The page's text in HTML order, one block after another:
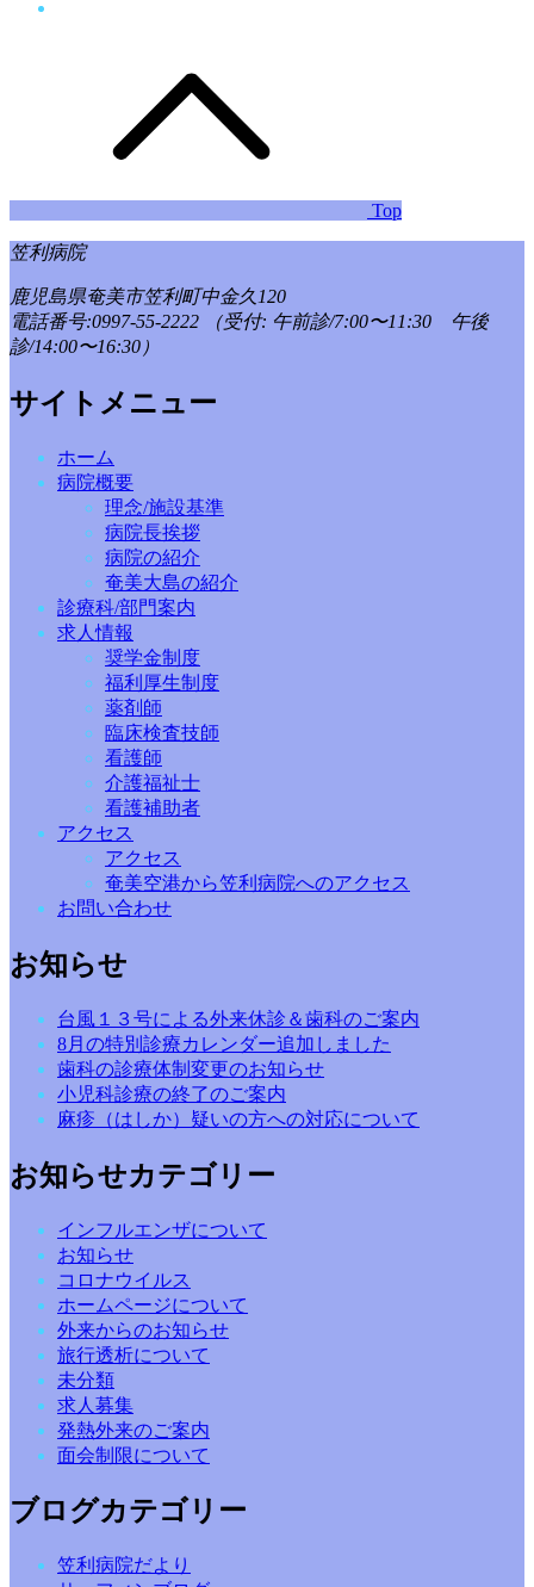
Top
笠利病院
鹿児島県奄美市笠利町中金久120
電話番号:0997-55-2222
（受付: 午前診/7:00〜11:30 午後
診/14:00〜16:30）
サイトメニュー
ホーム
病院概要
理念/施設基準
病院長挨拶
病院の紹介
奄美大島の紹介
診療科/部門案内
求人情報
奨学金制度
福利厚生制度
薬剤師
臨床検査技師
看護師
介護福祉士
看護補助者
アクセス
アクセス
奄美空港から笠利病院へのアクセス
お問い合わせ
お知らせ
台風１３号による外来休診＆歯科のご案内
8月の特別診療カレンダー追加しました
歯科の診療体制変更のお知らせ
小児科診療の終了のご案内
麻疹（はしか）疑いの方への対応について
お知らせカテゴリー
インフルエンザについて
お知らせ
コロナウイルス
ホームページについて
外来からのお知らせ
旅行透析について
未分類
求人募集
発熱外来のご案内
面会制限について
ブログカテゴリー
笠利病院だより